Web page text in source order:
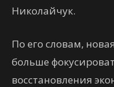
Николайчук.
По его словам,
больше
восстановления